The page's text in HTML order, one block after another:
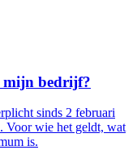
mijn bedrijf?
sinds 2 februari
Voor wie het geldt, wat
is.